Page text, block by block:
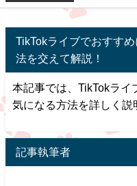
TikTokライブでおすす
法を交えて解説！
本記事では、TikTokライ
気になる方法を詳しく説
記事執筆者